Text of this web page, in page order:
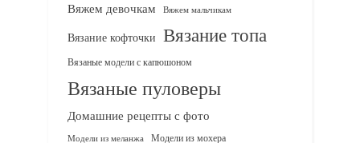
Вяжем девочкам Вяжем мальчикам
Вязание кофточки Вязание топа
Вязаные модели с капюшоном
Вязаные пуловеры
Домашние рецепты с фото
Модели из меланжа Модели из мохера